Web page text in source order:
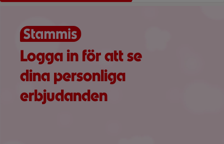
Logga in för att se
dina personliga
erbjudanden